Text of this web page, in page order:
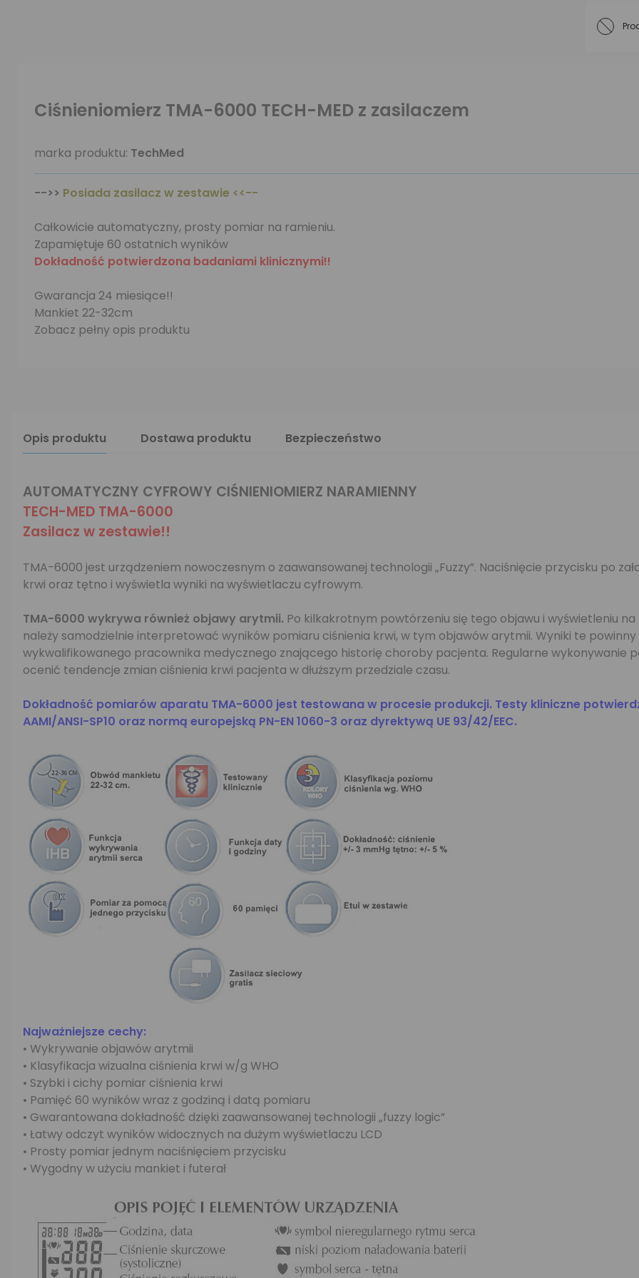
Ciśnieniomierz TMA-6000 TECH-MED z zasilaczem
marka produktu: TechMed
-->> Posiada zasilacz w zestawie <<--
Całkowicie automatyczny, prosty pomiar na ramieniu.
Zapamiętuje 60 ostatnich wyników
Dokładność potwierdzona badaniami klinicznymi!!
Gwarancja 24 miesiące!!
Mankiet 22-32cm
Zobacz pełny opis produktu
Opis produktu Dostawa produktu Bezpieczeństwo
AUTOMATYCZNY CYFROWY CIŚNIENIOMIERZ NARAMIENNY
TECH-MED TMA-6000
Zasilacz w zestawie!!
TMA-6000 jest urządzeniem nowoczesnym o zaawansowanej technologii „Fuzzy”. Naciśnięcie przycisku po
krwi oraz tętno i wyświetla wyniki na wyświetlaczu cyfrowym.
TMA-6000 wykrywa również objawy arytmii. Po kilkakrotnym powtórzeniu się tego objawu i wyświetleniu na
należy samodzielnie interpretować wyników pomiaru ciśnienia krwi, w tym objawów arytmii. Wyniki te
wykwalifikowanego pracownika medycznego znającego historię choroby pacjenta. Regularne wykonywanie
ocenić tendencje zmian ciśnienia krwi pacjenta w dłuższym przedziale czasu.
Dokładność pomiarów aparatu TMA-6000 jest testowana w procesie produkcji. Testy kliniczne
AAMI/ANSI-SP10 oraz normą europejską PN-EN 1060-3 oraz dyrektywą UE 93/42/EEC.
Najważniejsze cechy:
• Wykrywanie objawów arytmii
• Klasyfikacja wizualna ciśnienia krwi w/g WHO
• Szybki i cichy pomiar ciśnienia krwi
• Pamięć 60 wyników wraz z godziną i datą pomiaru
• Gwarantowana dokładność dzięki zaawansowanej technologii „fuzzy logic”
• Łatwy odczyt wyników widocznych na dużym wyświetlaczu LCD
• Prosty pomiar jednym naciśnięciem przycisku
• Wygodny w użyciu mankiet i futerał